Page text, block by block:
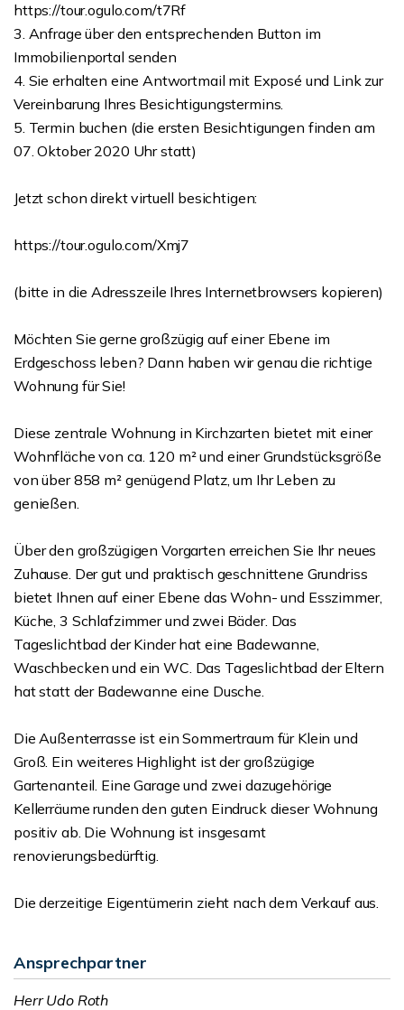
https://tour.ogulo.com/t7Rf
3. Anfrage über den entsprechenden Button im
Immobilienportal senden
4. Sie erhalten eine Antwortmail mit Exposé und Link zur
Vereinbarung Ihres Besichtigungstermins.
5. Termin buchen (die ersten Besichtigungen finden am
07. Oktober 2020 Uhr statt)
Jetzt schon direkt virtuell besichtigen:
https://tour.ogulo.com/Xmj7
(bitte in die Adresszeile Ihres Internetbrowsers kopieren)
Möchten Sie gerne großzügig auf einer Ebene im
Erdgeschoss leben? Dann haben wir genau die richtige
Wohnung für Sie!
Diese zentrale Wohnung in Kirchzarten bietet mit einer
Wohnfläche von ca. 120 m² und einer Grundstücksgröße
von über 858 m² genügend Platz, um Ihr Leben zu
genießen.
Über den großzügigen Vorgarten erreichen Sie Ihr neues
Zuhause. Der gut und praktisch geschnittene Grundriss
bietet Ihnen auf einer Ebene das Wohn- und Esszimmer,
Küche, 3 Schlafzimmer und zwei Bäder. Das
Tageslichtbad der Kinder hat eine Badewanne,
Waschbecken und ein WC. Das Tageslichtbad der Eltern
hat statt der Badewanne eine Dusche.
Die Außenterrasse ist ein Sommertraum für Klein und
Groß. Ein weiteres Highlight ist der großzügige
Gartenanteil. Eine Garage und zwei dazugehörige
Kellerräume runden den guten Eindruck dieser Wohnung
positiv ab. Die Wohnung ist insgesamt
renovierungsbedürftig.
Die derzeitige Eigentümerin zieht nach dem Verkauf aus.
Ansprechpartner
Herr Udo Roth